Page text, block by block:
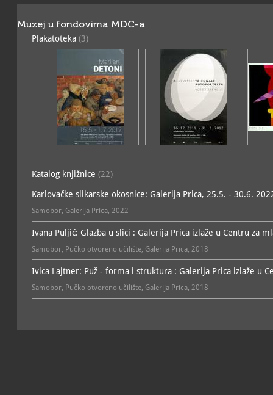
Muzej u fondovima MDC-a
Plakatoteka (3)
Katalog knjižnice (22)
Karlovačke slikarske okosnice: Galerija Prica, 25.5. - 30.6.
Samobor, Galerija Prica, 2022
Ivana Puljić: Glazba u slici : Galerija Prica izlaže u Centru za
Samobor, Pučko otvoreno učilište, Galerija Prica, 2018
Ivica Lajtner: Puž - forma i struktura : Galerija Prica izlaže u
Samobor, Pučko otvoreno učilište, Galerija Prica, 2018